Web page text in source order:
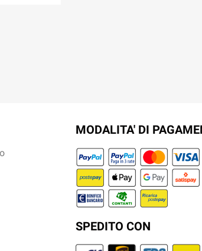
MODALITA' DI
SPEDITO CON